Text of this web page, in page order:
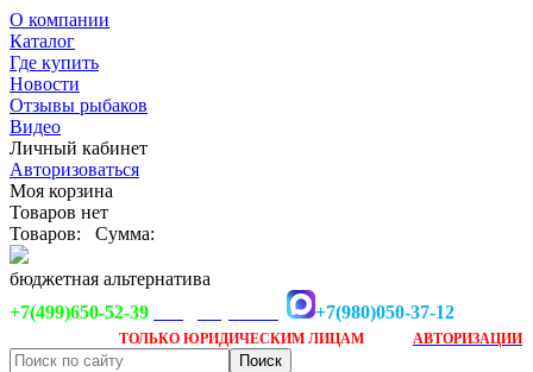
О компании
Каталог
Где купить
Новости
Отзывы рыбаков
Видео
Личный кабинет
Авторизоваться
Моя корзина
Товаров нет
Товаров:
Сумма:
бюджетная альтернатива
+7(499)650-52-39
+7(980)050-37-12
ТОЛЬКО ЮРИДИЧЕСКИМ ЛИЦАМ АВТОРИЗАЦИИ